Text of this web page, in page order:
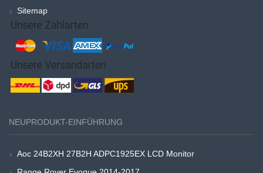
Sitemap
NEUPRODUKT-EINFÜHRUNG
Aoc 24B2XH 27B2H ADPC1925EX LCD Monitor